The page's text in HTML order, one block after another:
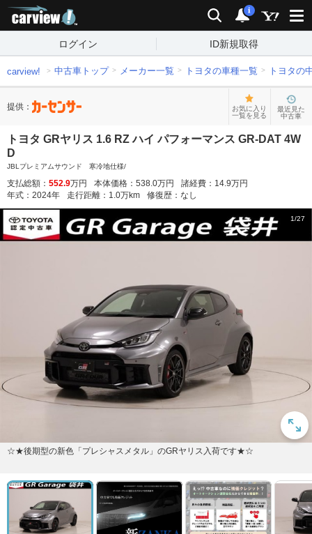
検索 通知
i
ログイン ID新規取得
carview! 中古車トップ メーカー一覧 トヨタの車種一覧 トヨタの
提供：
お気に入り
一覧を見る
最近見た
中古車
トヨタ GRヤリス 1.6 RZ ハイ パフォーマンス GR-DAT 4W
D
JBLプレミアムサウンド 寒冷地仕様/
支払総額： 552.9万円 本体価格： 538.0万円 諸経費： 14.9万円
年式： 2024年 走行距離： 1.0万km 修復歴： なし
1/27
☆★後期型の新色「プレシャスメタル」のGRヤリス入荷です★☆